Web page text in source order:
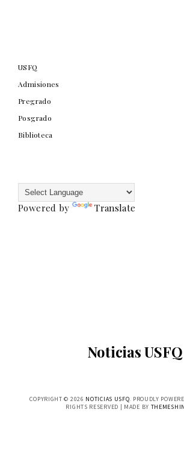
USFQ
Admisiones
Pregrado
Posgrado
Biblioteca
Powered by Translate
Noticias USFQ
COPYRIGHT © 2026 NOTICIAS USFQ. PROUDLY
RIGHTS RESERVED | MADE BY